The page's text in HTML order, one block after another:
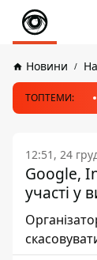
Новини
ТОПТЕМИ:
12:51, 24
Google,
участі у